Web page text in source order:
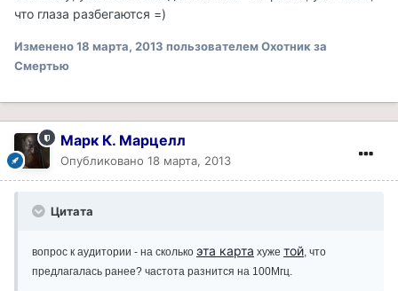
что глаза разбегаются =)
Изменено18 марта, 2013 пользователем Охотник за
Смертью
Марк К. Марцелл
Опубликовано 18 марта, 2013
Цитата
вопрос к аудитории - на сколько эта карта хуже той, что
предлагалась ранее? частота разнится на 100Мгц.